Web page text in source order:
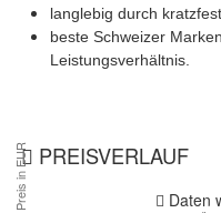
langlebig durch
beste Schweizer
Leistungsverhältnis.
PREISVERLAUF
Daten